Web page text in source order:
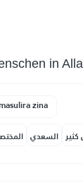
in
zina
السعدي كثير